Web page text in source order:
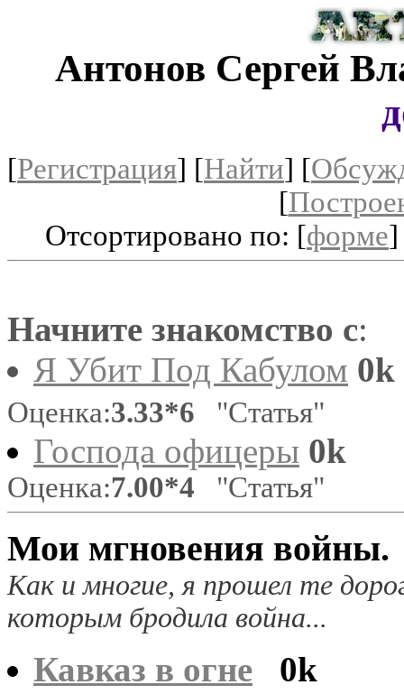
Антонов Сергей
[Регистрация] [Найти] [
[
Отсортировано по: [форме
Начните знакомство с:
Я Убит Под Кабулом 0k
Оценка:3.33*6 "Статья"
Господа офицеры 0k
Оценка:7.00*4 "Статья"
Мои мгновения войны.
Как и многие, я прошел те
которым бродила война...
Кавказ в огне 0k